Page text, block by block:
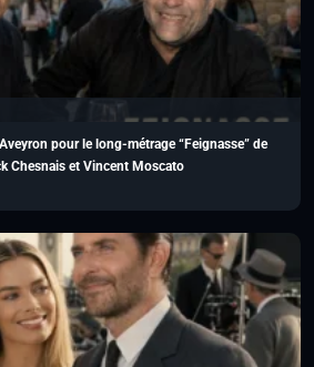
pour le long-métrage “Feignasse” de
Chesnais et Vincent Moscato